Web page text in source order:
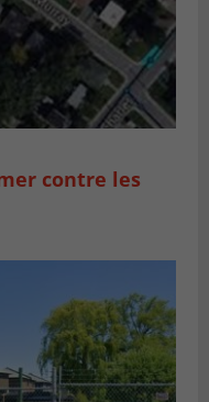
contre les